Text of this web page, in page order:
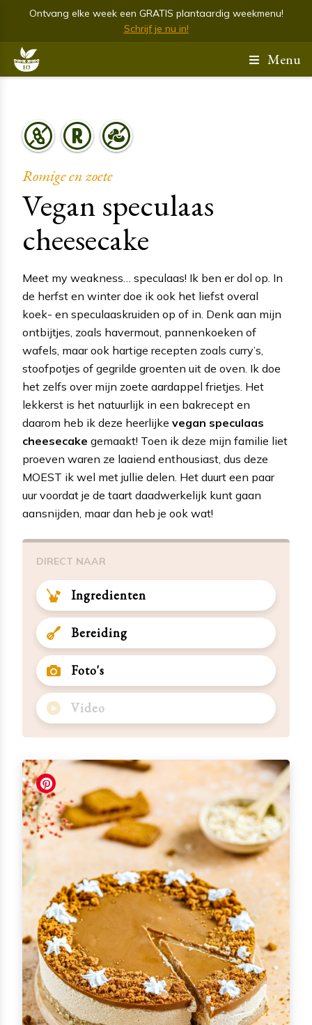
Ontvang elke week een GRATIS plantaardig weekmenu!
Schrijf je nu in!
Menu
Romige en zoete
Vegan speculaas
cheesecake
Meet my weakness… speculaas! Ik ben er dol op. In
de herfst en winter doe ik ook het liefst overal
koek- en speculaaskruiden op of in. Denk aan mijn
ontbijtjes, zoals havermout, pannenkoeken of
wafels, maar ook hartige recepten zoals curry’s,
stoofpotjes of gegrilde groenten uit de oven. Ik doe
het zelfs over mijn zoete aardappel frietjes. Het
lekkerst is het natuurlijk in een bakrecept en
daarom heb ik deze heerlijke vegan speculaas
cheesecake gemaakt! Toen ik deze mijn familie liet
proeven waren ze laaiend enthousiast, dus deze
MOEST ik wel met jullie delen. Het duurt een paar
uur voordat je de taart daadwerkelijk kunt gaan
aansnijden, maar dan heb je ook wat!
DIRECT NAAR
Ingredienten
Bereiding
Foto's
Video